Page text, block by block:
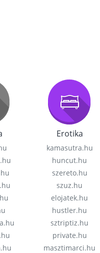
Erotika
kamasutra.hu
huncut.hu
szereto.hu
szuz.hu
elojatek.hu
hustler.hu
sztriptiz.hu
private.hu
masztimarci.hu